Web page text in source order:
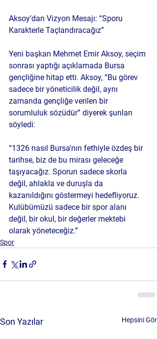
Aksoy’dan Vizyon Mesajı: “Sporu
Karakterle Taçlandıracağız”
Yeni başkan Mehmet Emir Aksoy, seçim
sonrası yaptığı açıklamada Bursa
gençliğine hitap etti. Aksoy, “Bu görev
sadece bir yöneticilik değil, aynı
zamanda gençliğe verilen bir
sorumluluk sözüdür” diyerek şunları
söyledi:
“1326 nasıl Bursa'nın fethiyle özdeş bir
tarihse, biz de bu mirası geleceğe
taşıyacağız. Sporun sadece skorla
değil, ahlakla ve duruşla da
kazanıldığını göstermeyi hedefliyoruz.
Kulübümüzü sadece bir spor alanı
değil, bir okul, bir değerler mektebi
olarak yöneteceğiz.”
Spor
Son Yazılar Hepsini Gör